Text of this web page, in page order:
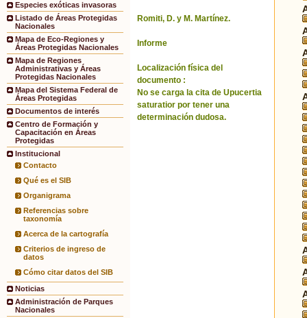
Especies exóticas invasoras
Listado de Áreas Protegidas
Nacionales
Mapa de Eco-Regiones y
Áreas Protegidas Nacionales
Mapa de Regiones
Administrativas y Áreas
Protegidas Nacionales
Mapa del Sistema Federal de
Áreas Protegidas
Documentos de interés
Centro de Formación y
Capacitación en Áreas
Protegidas
Institucional
Contacto
Qué es el SIB
Organigrama
Referencias sobre
taxonomía
Acerca de la cartografía
Criterios de ingreso de
datos
Cómo citar datos del SIB
Noticias
Administración de Parques
Nacionales
Romiti, D. y M. Martínez.
Informe
Localización física del
documento :
No se carga la cita de Upucertia
saturatior por tener una
determinación dudosa.